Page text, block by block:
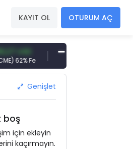
KAYIT OL OTURUM AÇ
Fe
377,25 USD
Gemi Söküm
Genişlet
boş
için ekleyin
kaçırmayın.